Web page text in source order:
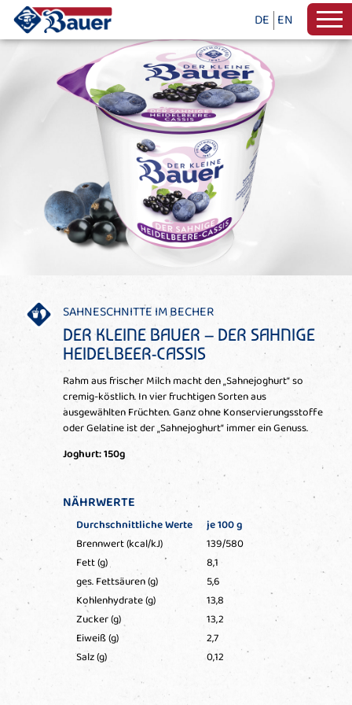
DE EN
SAHNESCHNITTE IM BECHER
DER KLEINE BAUER – DER SAHNIGE
HEIDELBEER-CASSIS
Rahm aus frischer Milch macht den „Sahnejoghurt“ so
cremig-köstlich. In vier fruchtigen Sorten aus
ausgewählten Früchten. Ganz ohne Konservierungsstoffe
oder Gelatine ist der „Sahnejoghurt“ immer ein Genuss.
Joghurt: 150g
NÄHRWERTE
Durchschnittliche Werte
je 100 g
Brennwert (kcal/kJ)
139/580
Fett (g)
8,1
ges. Fettsäuren (g)
5,6
Kohlenhydrate (g)
13,8
Zucker (g)
13,2
Eiweiß (g)
2,7
Salz (g)
0,12